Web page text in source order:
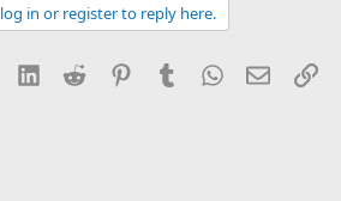
in or register to reply here.
LinkedInReddit PinterestTumblrWhatsApp
E-mail